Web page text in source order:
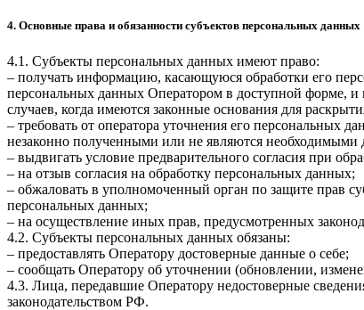
4. Основные права и обязанности субъектов персональных данных
4.1. Субъекты персональных данных имеют право:
– получать информацию, касающуюся обработки его
персональных данных Оператором в доступной форме,
случаев, когда имеются законные основания для
– требовать от оператора уточнения его
незаконно полученными или не являются необходимыми
– выдвигать условие предварительного согласия при
– на отзыв согласия на обработку персональных данных;
– обжаловать в уполномоченный орган по защите прав
персональных данных;
– на осуществление иных прав, предусмотренных
4.2. Субъекты персональных данных обязаны:
– предоставлять Оператору достоверные данные о себе;
– сообщать Оператору об уточнении (обновлении,
4.3. Лица, передавшие Оператору недостоверные
законодательством РФ.